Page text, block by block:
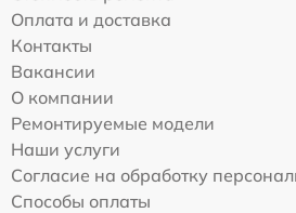
Оплата и доставка
Контакты
Вакансии
О компании
Ремонтируемые модели
Наши услуги
Согласие на обработку
Способы оплаты